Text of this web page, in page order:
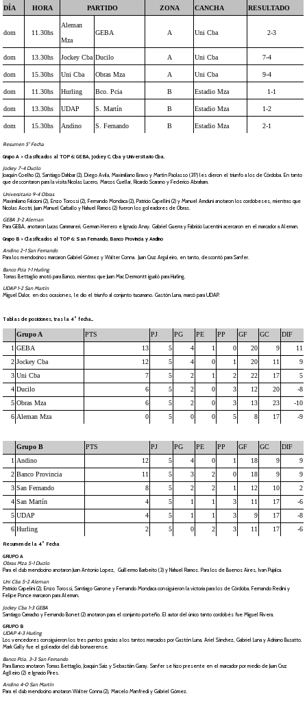
DÍA HORA PARTIDO ZONA CANCHA RESULTADO
dom 11.30hs
Aleman
Mza
GEBA A Uni Cba 2-3
dom 13.30hs Jockey Cba Ducilo A Uni Cba 7-4
dom 15.30hs Uni Cba Obras Mza A Uni Cba 9-4
dom 11.30hs Hurling Bco. Pcia B Estadio Mza 1-1
dom 13.30hs UDAP S. Martín B Estadio Mza 1-2
dom 15.30hs Andino S. Fernando B Estadio Mza 2-1
Resumen 5° Fecha
Grupo A > Clasificados al TOP 6: GEBA, Jockey C. Cba y Universitario Cba.
Jockey 7-4 Ducilo
Joaquín Coelho (2), Santiago Dahbar (2), Diego Avila, Maximiliano Bravo y Martín Paolasso (31?) les dieron el triunfo a los de Córdoba. En tanto
que descontaron para la visita Nicolas Lucero, Marcos Cuellar, Ricardo Scarano y Federico Abraham.
Universitario 9-4 Obras
Maximiliano Falcioni (2), Enzo Torossi (2), Fernando Mondaca (2), Patricio Capellini (2) y Manuel Amduni anotaron los cordobeses, mientras que
Nicolas Aostri, Juan Manuel Carballo y Nahuel Ramos (2) fueron los goleadores de Obras.
GEBA 3-2 Aleman
Para GEBA, anotaron Lucas Cammareri, German Herrero e Ignacio Anay. Gabriel Guerra y Fabricio Lucentini acercaron en el marcador a Aleman.
Grupo B > Clasificados al TOP 6: San Fernando, Banco Provincia y Andino
Andino 2-1 San Fernando
Para los mendocinos marcaron Gabriel Gómez y Walter Conna. Juan Cruz Arguleiro, en tanto, descontó para Sanfer.
Banco Pcia 1-1 Hurling
Tomas Bettaglio anotó para Banco, mientras que Juan Mac Dermontt igualó para Hurling.
UDAP 1-2 San Martín
Miguel Dulor, en dos ocasiones, le dio el triunfo al conjunto tucumano. Gastón Luna, marcó para UDAP.
Tablas de posiciones, tras la 4° fecha...
Grupo A PTS PJ PG PE PP GF GC
DIF
1 GEBA 13 5 4 1 0 20 9
11
2 Jockey Cba 12 5 4 0 1 20 11
9
3 Uni Cba 7 5 2 1 2 22 17
5
4 Ducilo 6 5 2 0 3 12 20
-8
5 Obras Mza 6 5 2 0 3 13 23
-10
6 Aleman Mza 0 5 0 0 5 8 17 -9
Grupo B PTS PJ PG PE PP GF GC
DIF
1 Andino 12 5 4 0 1 18 9
9
2 Banco Provincia 11 5 3 2 0 18 9
9
3 San Fernando 8 5 2 2 1 12 10
2
4 San Martín 4 5 1 1 3 11 17
-6
5 UDAP 4 5 1 1 3 9 17
-8
6 Hurling 2 5 0 2 3 11 17 -6
Resumen de la 4° Fecha
GRUPO A
Obras Mza 5-1 Ducilo
Para el club mendocino anotaron Juan Antonio Lopez, Guillermo Barbeito (3) y Nahuel Ramos. Para los de Buenos Aires, Ivan Pujalca.
Uni Cba 5-2 Aleman
Patricio Capelini (2), Enzo Torossi, Santiago Garrone y Fernando Mondaca consiguieron la victoria para los de Córdoba. Fernando Redini y
Felipe Ponce marcaron para Aleman.
Jockey Cba 1-3 GEBA
Santiago Camacho y Fernando Bonet (2) anotaron para el conjunto porteño. El autor del único tanto cordobés fue Miguel Rivera.
GRUPO B
UDAP 4-3 Hurling
Los vencedores consiguieron los tres puntos gracias a los tantos marcados por Gastón Luna, Ariel Sánchez, Gabriel Luna y Adriano Busatto.
Mark Gally fue el goleador del club bonaerense.
Banco Pcia. 3-3 San Fernando
Para Banco anotaron Tomas Bettaglio, Joaquín Saiz y Sebastián Garay. Sanfer se hizo presente en el marcador por medio de Juan Cruz
Aglleiro (2) e Ignacio Pires.
Andino 4-0 San Martín
Para el club mendocino anotaron Walter Conna (2), Marcelo Manfredi y Gabriel Gómez.